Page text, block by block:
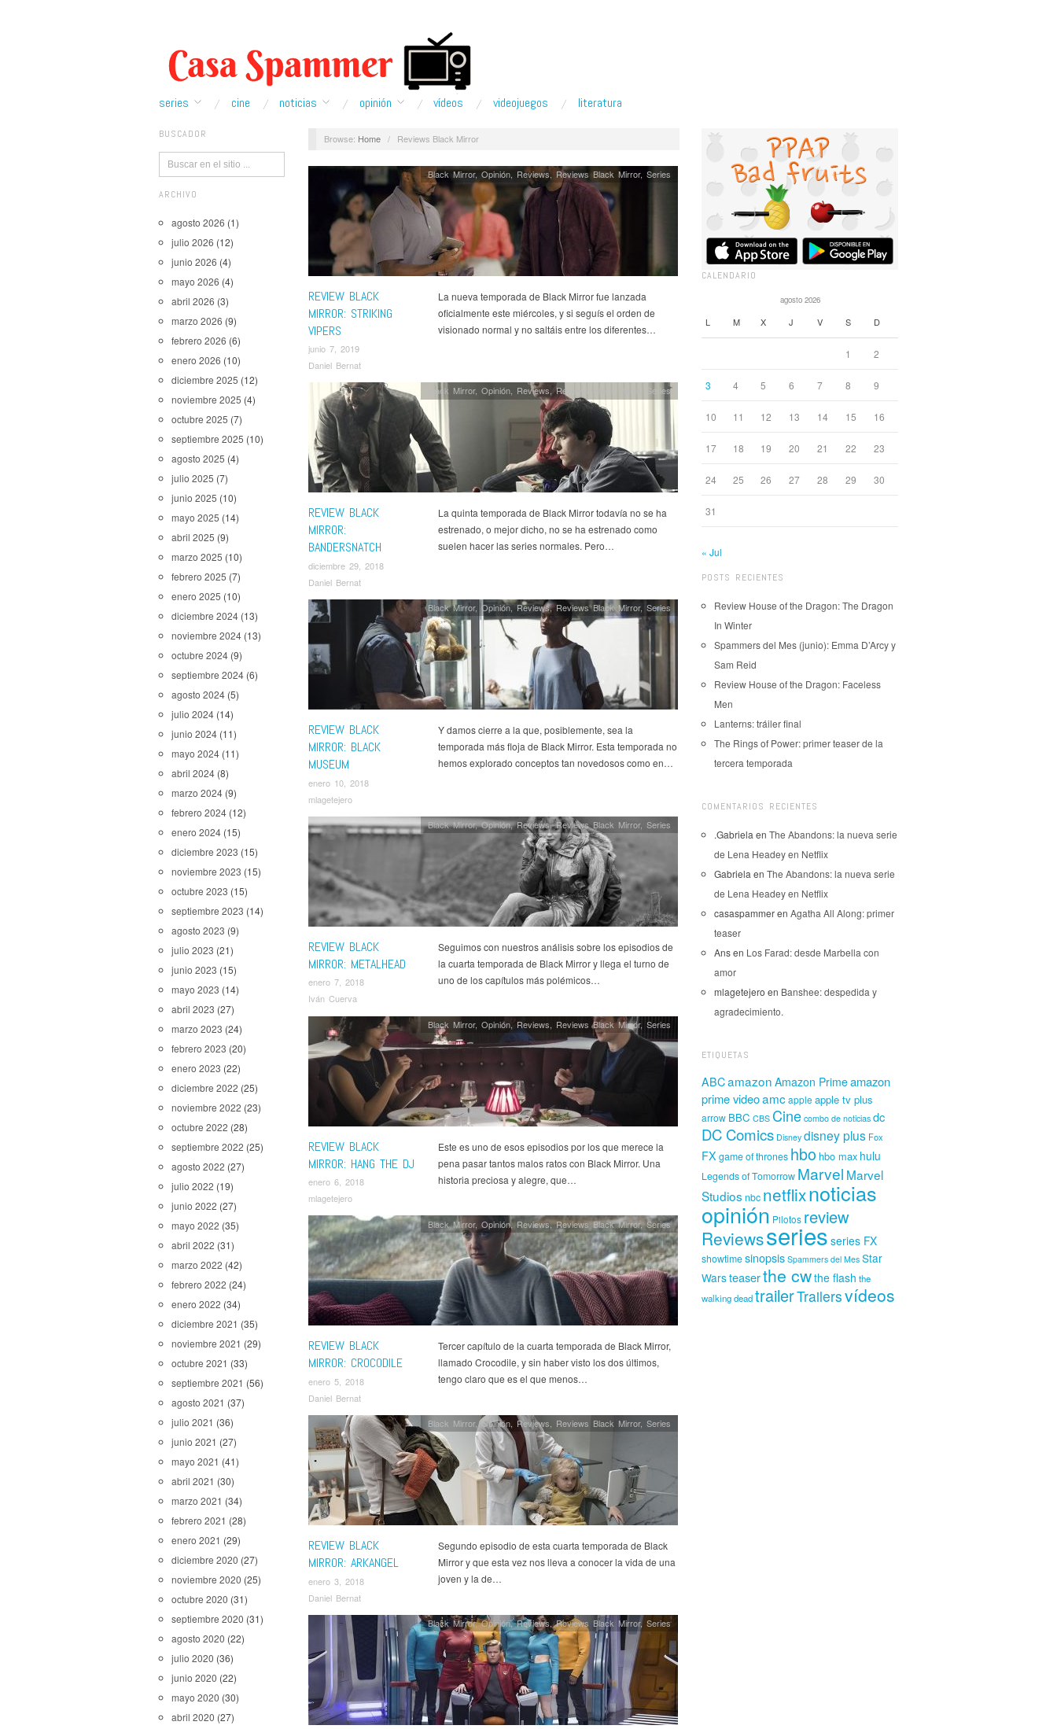
series cine noticias opinión ví­deos videojuegos literatura
BUSCADOR
ARCHIVO
agosto 2026 (1)
julio 2026 (12)
junio 2026 (4)
mayo 2026 (4)
abril 2026 (3)
marzo 2026 (9)
febrero 2026 (6)
enero 2026 (10)
diciembre 2025 (12)
noviembre 2025 (4)
octubre 2025 (7)
septiembre 2025 (10)
agosto 2025 (4)
julio 2025 (7)
junio 2025 (10)
mayo 2025 (14)
abril 2025 (9)
marzo 2025 (10)
febrero 2025 (7)
enero 2025 (10)
diciembre 2024 (13)
noviembre 2024 (13)
octubre 2024 (9)
septiembre 2024 (6)
agosto 2024 (5)
julio 2024 (14)
junio 2024 (11)
mayo 2024 (11)
abril 2024 (8)
marzo 2024 (9)
febrero 2024 (12)
enero 2024 (15)
diciembre 2023 (15)
noviembre 2023 (15)
octubre 2023 (15)
septiembre 2023 (14)
agosto 2023 (9)
julio 2023 (21)
junio 2023 (15)
mayo 2023 (14)
abril 2023 (27)
marzo 2023 (24)
febrero 2023 (20)
enero 2023 (22)
diciembre 2022 (25)
noviembre 2022 (23)
octubre 2022 (28)
septiembre 2022 (25)
agosto 2022 (27)
julio 2022 (19)
junio 2022 (27)
mayo 2022 (35)
abril 2022 (31)
marzo 2022 (42)
febrero 2022 (24)
enero 2022 (34)
diciembre 2021 (35)
noviembre 2021 (29)
octubre 2021 (33)
septiembre 2021 (56)
agosto 2021 (37)
julio 2021 (36)
junio 2021 (27)
mayo 2021 (41)
abril 2021 (30)
marzo 2021 (34)
febrero 2021 (28)
enero 2021 (29)
diciembre 2020 (27)
noviembre 2020 (25)
octubre 2020 (31)
septiembre 2020 (31)
agosto 2020 (22)
julio 2020 (36)
junio 2020 (22)
mayo 2020 (30)
abril 2020 (27)
Browse: Home / Reviews Black Mirror
REVIEW BLACK
MIRROR: STRIKING
VIPERS
junio 7, 2019
Daniel Bernat
Black Mirror,Opinión, Reviews, Reviews Black Mirror,Series
La nueva temporada de Black Mirror fue lanzada
oficialmente este miércoles, y si seguís el orden de
visionado normal y no saltáis entre los diferentes…
REVIEW BLACK
MIRROR:
BANDERSNATCH
diciembre 29, 2018
Daniel Bernat
Black Mirror,Opinión, Reviews,Reviews Black Mirror Series
La quinta temporada de Black Mirror todavía no se ha
estrenado, o mejor dicho, no se ha estrenado como
suelen hacer las series normales. Pero…
REVIEW BLACK
MIRROR: BLACK
MUSEUM
enero 10, 2018
mlagetejero
Black Mirror, Opinión,Reviews,Reviews Black Mirror,Series
Y damos cierre a la que, posiblemente, sea la
temporada más floja de Black Mirror. Esta temporada no
hemos explorado conceptos tan novedosos como en…
REVIEW BLACK
MIRROR: METALHEAD
enero 7, 2018
Iván Cuerva
Black Mirror,Opinión,Reviews,Reviews Black Mirror,Series
Seguimos con nuestros análisis sobre los episodios de
la cuarta temporada de Black Mirror y llega el turno de
uno de los capítulos más polémicos…
REVIEW BLACK
MIRROR: HANG THE DJ
enero 6, 2018
mlagetejero
Black Mirror,Opinión, Reviews, Reviews Black Mirror,Series
Este es uno de esos episodios por los que merece la
pena pasar tantos malos ratos con Black Mirror. Una
historia preciosa y alegre, que…
REVIEW BLACK
MIRROR: CROCODILE
enero 5, 2018
Daniel Bernat
Black Mirror,Opinión,Reviews,Reviews Black Mirror,Series
Tercer capítulo de la cuarta temporada de Black Mirror,
llamado Crocodile, y sin haber visto los dos últimos,
tengo claro que es el que menos…
REVIEW BLACK
MIRROR: ARKANGEL
enero 3, 2018
Daniel Bernat
Black Mirror,Opinión, Reviews, Reviews Black Mirror,Series
Segundo episodio de esta cuarta temporada de Black
Mirror y que esta vez nos lleva a conocer la vida de una
joven y la de…
Black Mirror,Opinión,Reviews,Reviews Black Mirror,Series
CALENDARIO
agosto 2026
L M X J V S D
1 2
3 4 5 6 7 8 9
10 11 12 13 14 15 16
17 18 19 20 21 22 23
24 25 26 27 28 29 30
31
« Jul
POSTS RECIENTES
Review House of the Dragon: The Dragon
In Winter
Spammers del Mes (junio): Emma D’Arcy y
Sam Reid
Review House of the Dragon: Faceless
Men
Lanterns: tráiler final
The Rings of Power: primer teaser de la
tercera temporada
COMENTARIOS RECIENTES
.Gabriela en The Abandons: la nueva serie
de Lena Headey en Netflix
Gabriela en The Abandons: la nueva serie
de Lena Headey en Netflix
casaspammeren Agatha All Along: primer
teaser
Ansen Los Farad: desde Marbella con
amor
mlagetejero en Banshee: despedida y
agradecimiento.
ETIQUETAS
ABCamazon Amazon Primeamazon
prime videoamcapple apple tv plus
arrow BBC CBS Cine combo de noticias dc
DC Comics Disney disney plus Fox
FX game of thrones hbo hbo max hulu
Legends of Tomorrow Marvel Marvel
Studios nbc netflixnoticias
opinión Pilotos review
Reviewsseries series FX
showtimesinopsis Spammers del Mes Star
Warsteaserthe cwthe flash the
walking deadtrailerTrailersvídeos